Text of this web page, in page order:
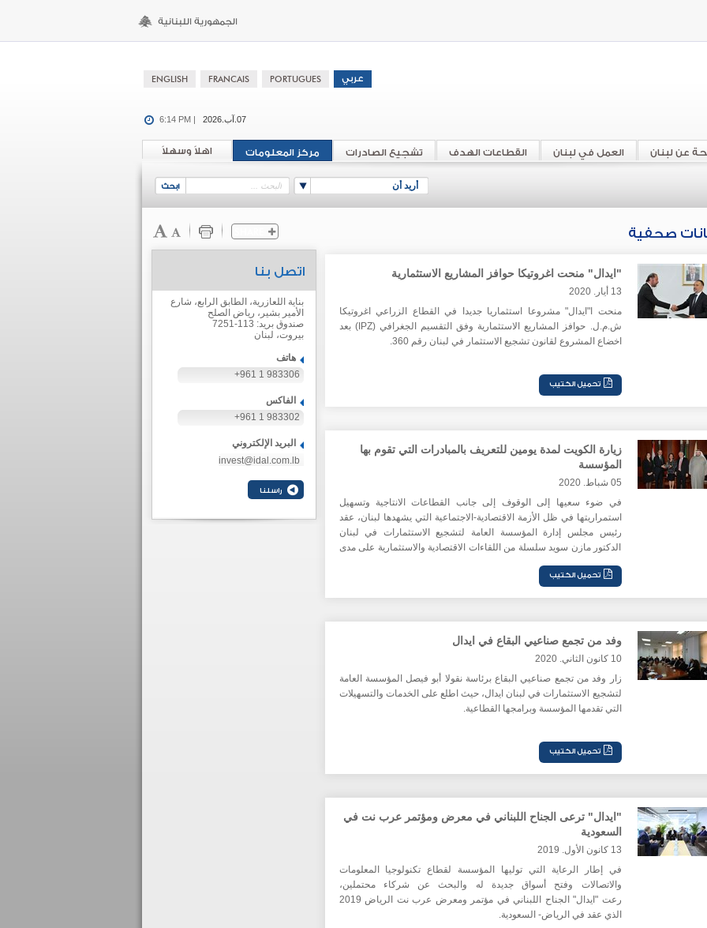
07.آب.2026 6:14 PM |
اهلاً وسهلاً مركز المعلومات تشجيع الصادرات القطاعات الهدف العمل في لبنان عن لبنان
أريد أن
صحفية
"ايدال" منحت اغروتيكا حوافز المشاريع الاستثمارية
13 أيار. 2020
منحت ا"ايدال" مشروعا استثماريا جديدا في القطاع الزراعي اغروتيكا
ش.م.ل. حوافز المشاريع الاستثمارية وفق التقسيم الجغرافي (IPZ) بعد
اخضاع المشروع لقانون تشجيع الاستثمار في لبنان رقم 360.
زيارة الكويت لمدة يومين للتعريف بالمبادرات التي تقوم بها
المؤسسة
05 شباط. 2020
في ضوء سعيها إلى الوقوف إلى جانب القطاعات الانتاجية وتسهيل
استمراريتها في ظل الأزمة الاقتصادية-الاجتماعية التي يشهدها لبنان، عقد
رئيس مجلس إدارة المؤسسة العامة لتشجيع الاستثمارات في لبنان
الدكتور مازن سويد سلسلة من اللقاءات الاقتصادية والاستثمارية على مدى
وفد من تجمع صناعيي البقاع في ايدال
10 كانون الثاني. 2020
زار وفد من تجمع صناعيي البقاع برئاسة نقولا أبو فيصل المؤسسة العامة
لتشجيع الاستثمارات في لبنان ايدال، حيث اطلع على الخدمات والتسهيلات
التي تقدمها المؤسسة وبرامجها القطاعية.
"ايدال" ترعى الجناح اللبناني في معرض ومؤتمر عرب نت في
السعودية
13 كانون الأول. 2019
في إطار الرعاية التي توليها المؤسسة لقطاع تكنولوجيا المعلومات
والاتصالات وفتح أسواق جديدة له والبحث عن شركاء محتملين،
رعت "ايدال" الجناح اللبناني في مؤتمر ومعرض عرب نت الرياض 2019
الذي عقد في الرياض- السعودية.
اتصل بنا
بناية اللعازرية، الطابق الرابع، شارع
الأمير بشير، رياض الصلح
صندوق بريد: 113-7251
بيروت، لبنان
هاتف
+961 1 983306
الفاكس
+961 1 983302
البريد الإلكتروني
invest@idal.com.lb